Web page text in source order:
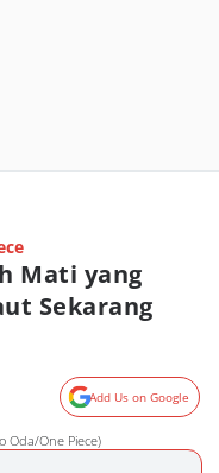
Mati yang
Sekarang
Add Us on Google
Oda/One Piece)